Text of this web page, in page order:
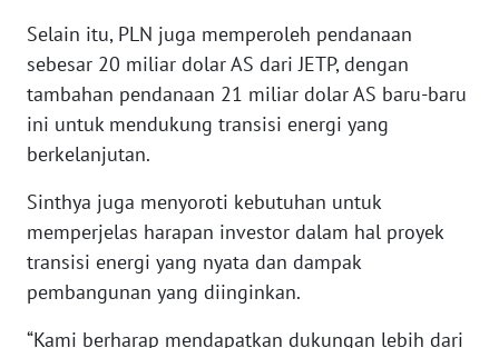
Selain itu, PLN juga memperoleh pendanaan
sebesar 20 miliar dolar AS dari JETP, dengan
tambahan pendanaan 21 miliar dolar AS baru-baru
ini untuk mendukung transisi energi yang
berkelanjutan.
Sinthya juga menyoroti kebutuhan untuk
memperjelas harapan investor dalam hal proyek
transisi energi yang nyata dan dampak
pembangunan yang diinginkan.
“Kami berharap mendapatkan dukungan lebih dari
WN
TANJUNG
LESUNG
WN
KARO
WN
SIMALUNGUN
WN